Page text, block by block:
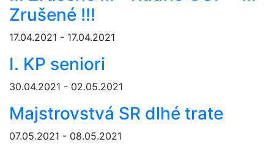
Zrušené !!!
17.04.2021 - 17.04.2021
I. KP seniori
30.04.2021 - 02.05.2021
Majstrovstvá SR dlhé trate
07.05.2021 - 08.05.2021